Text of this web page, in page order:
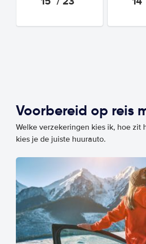
Voorbereid op reis
Welke verzekeringen kies ik, hoe zit
kies je de juiste huurauto.